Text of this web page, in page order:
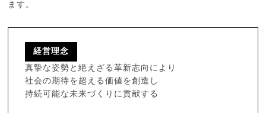
ます。
経営理念
真摯な姿勢と絶えざる革新志向により
社会の期待を超える価値を創造し
持続可能な未来づくりに貢献する